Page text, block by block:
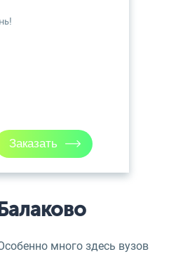
много здесь вузов